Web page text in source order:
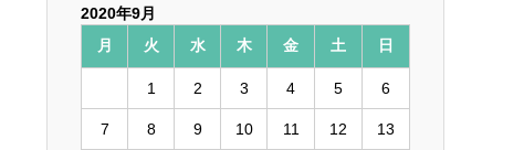
2020年9月
月
火 水 木 金 土 日
1 2 3 4 5 6
7 8 9 10 11 12 13